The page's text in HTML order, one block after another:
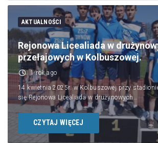
AKTUALNOŚCI
Rejonowa Licealiada w
przełajowych w Kolbuszowej.
1 rok ago
14 kwietnia 2025r. w Kolbuszowej przy
się Rejonowa Licealiada w drużynowych…
CZYTAJ WIĘCEJ